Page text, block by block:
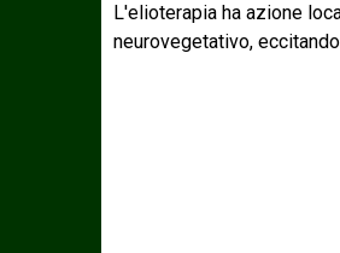
L'elioterapia ha azione
neurovegetativo,